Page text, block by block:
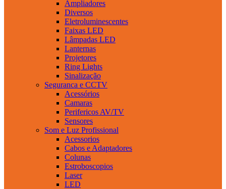
Ampliadores
Diversos
Eletroluminescentes
Faixas LED
Lâmpadas LED
Lanternas
Projetores
Ring Lights
Sinalização
Seguranca e CCTV
Acessórios
Camaras
Perifericos AV/TV
Sensores
Som e Luz Profissional
Acessorios
Cabos e Adaptadores
Colunas
Estroboscopios
Laser
LED